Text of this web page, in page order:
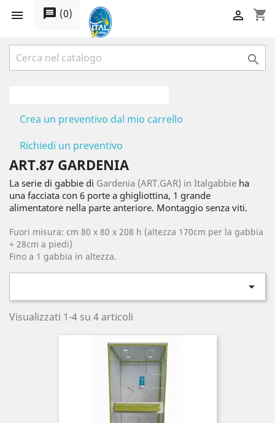
 message (0) shopping_cart


Crea un preventivo dal mio carrello
Richiedi un preventivo
ART.87 GARDENIA
La serie di gabbie di Gardenia (ART.GAR) in Italgabbie ha
una facciata con 6 porte a ghigliottina, 1 grande
alimentatore nella parte anteriore. Montaggio senza viti.
Fuori misura: cm 80 x 80 x 208 h (altezza 170cm per la gabbia
+ 28cm a piedi)
Fino a 1 gabbia in altezza.

Visualizzati 1-4 su 4 articoli